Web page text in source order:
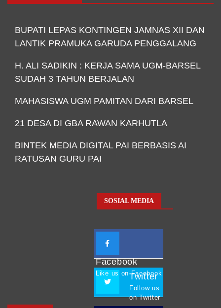
BUPATI LEPAS KONTINGEN JAMNAS XII DAN
LANTIK PRAMUKA GARUDA PENGGALANG
H. ALI SADIKIN : KERJA SAMA UGM-BARSEL
SUDAH 3 TAHUN BERJALAN
MAHASISWA UGM PAMITAN DARI BARSEL
21 DESA DI GBA RAWAN KARHUTLA
BINTEK MEDIA DIGITAL PAI BERBASIS AI
RATUSAN GURU PAI
SOSIAL MEDIA
Facebook
Like us on Facebook
Twitter
Follow us
on Twitter